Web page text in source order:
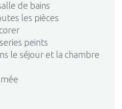
de bains
les pièces
peints
le séjour et la chambre